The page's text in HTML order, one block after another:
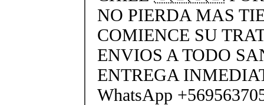
NO PIERDA MAS
COMIENCE SU
ENVIOS A TODO
ENTREGA
WhatsApp